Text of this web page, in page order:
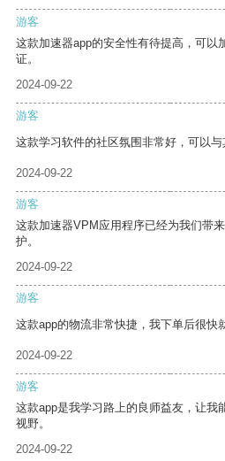
游客
这款加速器app的安全性有待提高，可以
证。
2024-09-22
游客
这款学习软件的社区氛围非常好，可以与
2024-09-22
游客
这款加速器VPM应用程序已经为我们带
护。
2024-09-22
游客
这款app的物流非常快捷，我下单后很快
2024-09-22
游客
这款app是我学习路上的良师益友，让我
视野。
2024-09-22